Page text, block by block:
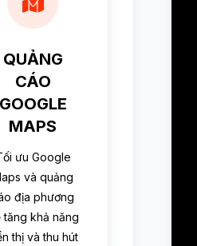
QUẢNG
CÁO
GOOGLE
MAPS
ưu Google
và quảng
địa phương
tăng khả năng
thị và thu hút